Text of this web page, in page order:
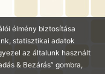
élmény biztosítása
statisztikai adatok
az általunk használt
& Bezárás” gombra,